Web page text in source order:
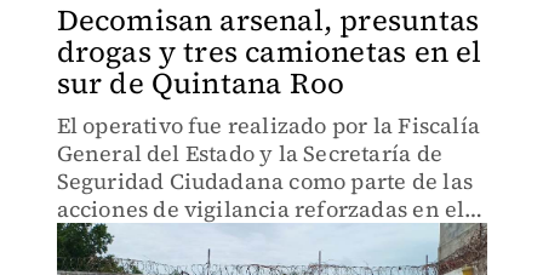
Decomisan arsenal, presuntas
drogas y tres camionetas en el
sur de Quintana Roo
El operativo fue realizado por la Fiscalía
General del Estado y la Secretaría de
Seguridad Ciudadana como parte de las
acciones de vigilancia reforzadas en el
sur de la entidad.